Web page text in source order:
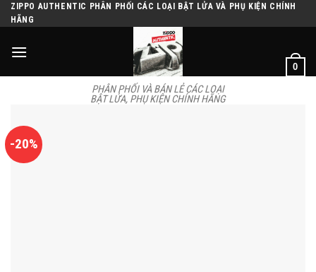
Skip
to
ZIPPO AUTHENTIC PHÂN PHỐI CÁC LOẠI BẬT LỬA VÀ PHỤ KIỆN CHÍNH
HÃNG
PHÂN PHỐI VÀ BÁN LẺ CÁC LOẠI
BẬT LỬA, PHỤ KIỆN CHÍNH HÃNG
0
-20%